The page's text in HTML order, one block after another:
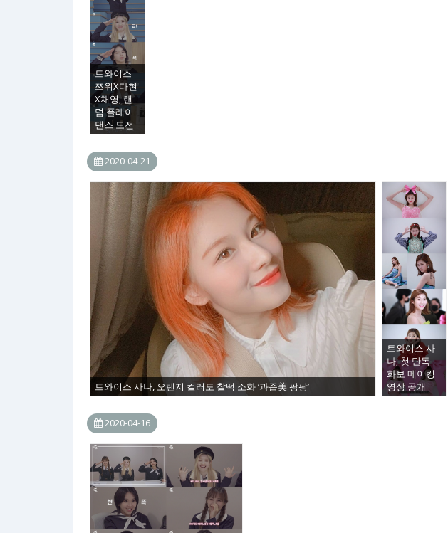
트와이스
쯔위X다현
X채영, 랜
덤 플레이
댄스 도전
2020-04-21
트와이스 사나, 오렌지 컬러도 찰떡 소화 ‘과즙美 팡팡’
트와이스 사
나, 첫 단독
화보 메이킹
영상 공개
2020-04-16